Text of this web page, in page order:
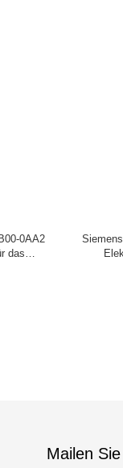
0AA2
das
Mailen